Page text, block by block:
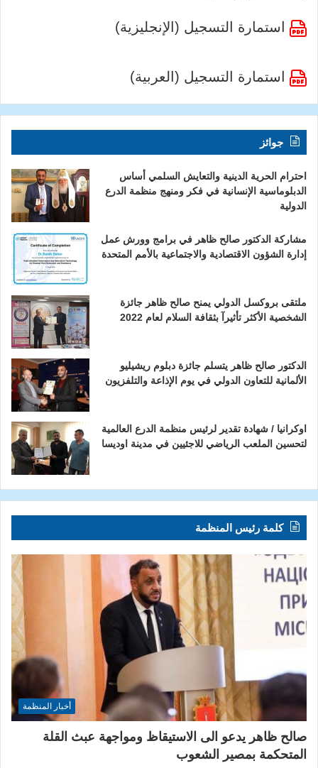
استمارة التسجيل (الإنجليزية)
استمارة التسجيل (العربية)
جوائز
احترام الحرية الدينية والتعايش السلمي أساس
الدبلوماسية الإنسانية في فكر ومنهج منظمة الدرع
الدولية
مشاركة الدكتور صالح ظاهر في برامج وورش عمل
إدارة الشؤون الاقتصادية والاجتماعية بالأمم المتحدة
ملتقى بروكسل الدولي يمنح صالح ظاهر جائزة
الشخصية الأكثر تأثيرآ بثقافة السلام لعام 2022
الدكتور صالح ظاهر يتسلم جائزة دبلوم ريشيليو
الألمانية للتعاون الدولي في يوم الإذاعة والتلفزيون
اوكرانيا / شهادة تقدير لرئيس منظمة الدرع العالمية
لتحسين الملعب الرياضي للاجئيين في مدينة اوديسا
كلمة رئيس المنظمة
أخبار المنظمة
صالح ظاهر يدعو الى الاستيقاظ ومواجهة عبث القلة
المتحكمة بمصير الشعوب